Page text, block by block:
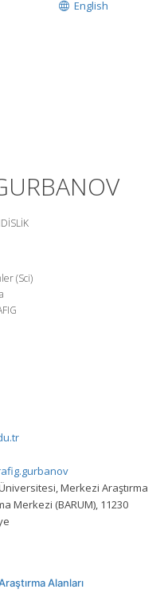
English
(Sci)
Merkezi Araştırma
Merkezi (BARUM), 11230
Alanları